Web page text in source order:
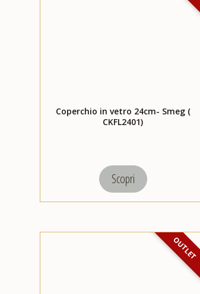
Coperchio in vetro 24cm- Smeg (
CKFL2401)
Scopri
OUTLET